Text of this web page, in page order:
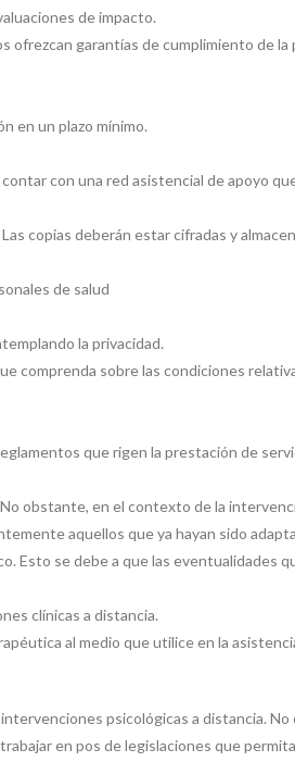
de impacto.
ofrezcan garantías de cumplimiento de
en un plazo mínimo.
con una red asistencial de apoyo
copias deberán estar cifradas y
de salud
la privacidad.
comprenda sobre las condiciones
que rigen la prestación de
obstante, en el contexto de la
aquellos que ya hayan sido
Esto se debe a que las eventualidades
clínicas a distancia.
al medio que utilice en la
psicológicas a distancia.
en pos de legislaciones que